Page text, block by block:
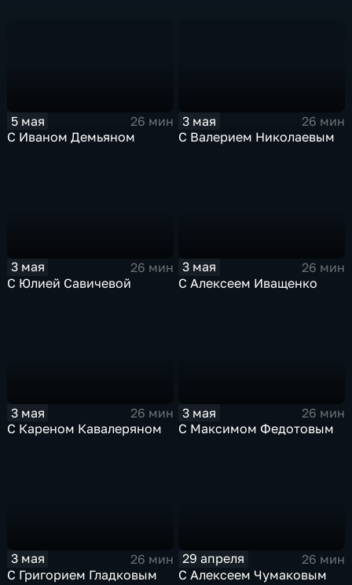
5 мая
26 мин
С Иваном Демьяном
3 мая
26 мин
С Валерием Николаевым
3 мая
26 мин
С Юлией Савичевой
3 мая
26 мин
С Алексеем Иващенко
3 мая
26 мин
С Кареном Кавалеряном
3 мая
26 мин
С Максимом Федотовым
3 мая
26 мин
С Григорием Гладковым
29 апреля
26 мин
С Алексеем Чумаковым